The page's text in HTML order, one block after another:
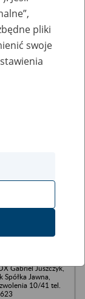
o.o. - Jastrzębie
Gabriel Juszczyk,
Spółka Jawna,
10/41 tel.
pliki
swoje